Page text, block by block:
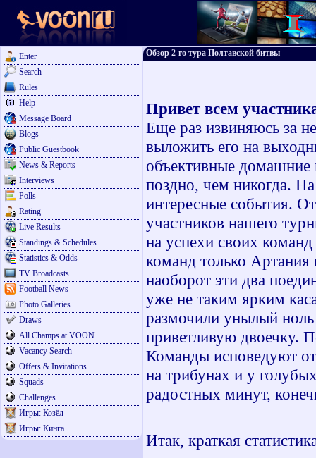
Enter
Search
Rules
Help
Message Board
Blogs
Public Guestbook
News & Reports
Interviews
Polls
Rating
Live Results
Standings & Schedules
Statistics & Odds
TV Broadcasts
Football News
Photo Galleries
Draws
All Champs at VOON
Vacancy Search
Offers & Invitations
Squads
Challenges
Игры: Козёл
Игры: Кинга
Обзор 2-го тура Полтавской битвы
Привет всем
Еще раз извиняюсь за
выложить его на
объективные
поздно, чем никогда.
интересные события.
участников нашего
на успехи своих команд
команд только
наоборот эти два
уже не таким ярким
размочили унылый ноль
приветливую двоечку.
Команды исповедуют
на трибунах и у
радостных минут,
Итак, краткая